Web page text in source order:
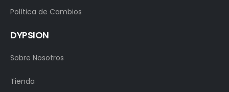
Política de Cambios
DYPSION
Sobre Nosotros
Tienda